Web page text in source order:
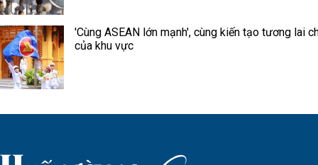
'Cùng ASEAN lớn mạnh', cùng kiến tạo tương lai
của khu vực